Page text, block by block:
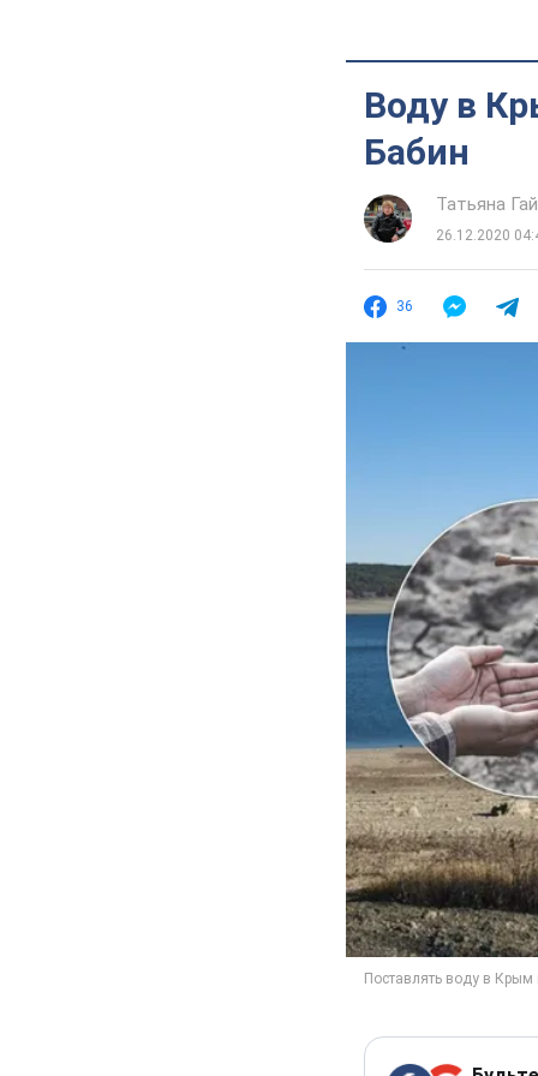
Воду в
Бабин
Татьяна
26.12.2020
36